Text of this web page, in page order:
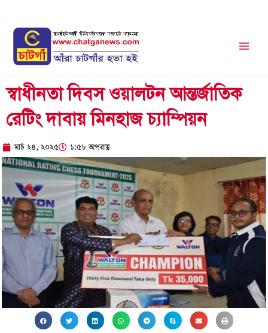
content
স্বাধীনতা দিবস ওয়ালটন আন্তর্জাতিক
রেটিং দাবায় মিনহাজ চ্যাম্পিয়ন
মার্চ ২৪, ২০২৫ ১:৫৮ অপরাহ্ণ